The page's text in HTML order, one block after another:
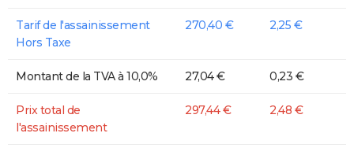
Tarif de l'assainissement
Hors Taxe
270,40 € 2,25 €
Montant de la TVA à 10,0% 27,04 € 0,23 €
Prix total de
l'assainissement
297,44 € 2,48 €